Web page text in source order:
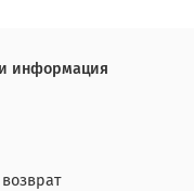
информация